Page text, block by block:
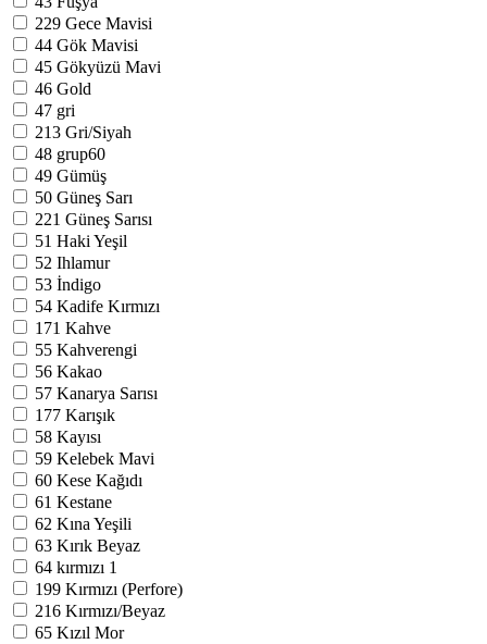
229 Gece Mavisi
44 Gök Mavisi
45 Gökyüzü Mavi
46 Gold
47 gri
213 Gri/Siyah
48 grup60
49 Gümüş
50 Güneş Sarı
221 Güneş Sarısı
51 Haki Yeşil
52 Ihlamur
53 İndigo
54 Kadife Kırmızı
171 Kahve
55 Kahverengi
56 Kakao
57 Kanarya Sarısı
177 Karışık
58 Kayısı
59 Kelebek Mavi
60 Kese Kağıdı
61 Kestane
62 Kına Yeşili
63 Kırık Beyaz
64 kırmızı 1
199 Kırmızı (Perfore)
216 Kırmızı/Beyaz
65 Kızıl Mor